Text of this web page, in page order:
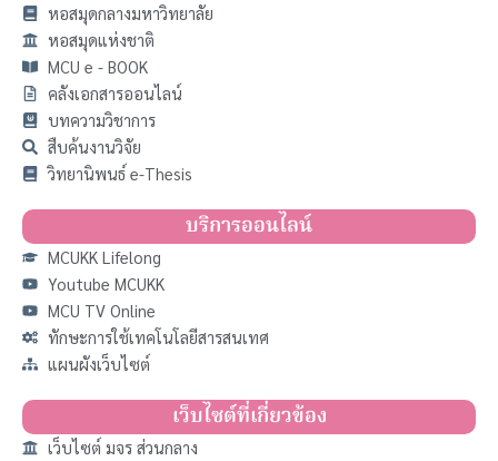
หอสมุดกลางมหาวิทยาลัย
หอสมุดแห่งชาติ
MCU e - BOOK
คลังเอกสารออนไลน์
บทความวิชาการ
สืบค้นงานวิจัย
วิทยานิพนธ์ e-Thesis
บริการออนไลน์
MCUKK Lifelong
Youtube MCUKK
MCU TV Online
ทักษะการใช้เทคโนโลยีสารสนเทศ
แผนผังเว็บไซต์
เว็บไซต์ที่เกี่ยวข้อง
เว็บไซต์ มจร ส่วนกลาง